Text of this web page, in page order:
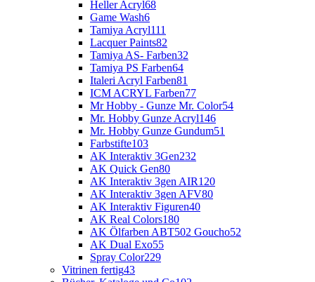
Heller Acryl68
Game Wash6
Tamiya Acryl111
Lacquer Paints82
Tamiya AS- Farben32
Tamiya PS Farben64
Italeri Acryl Farben81
ICM ACRYL Farben77
Mr Hobby - Gunze Mr. Color54
Mr. Hobby Gunze Acryl146
Mr. Hobby Gunze Gundum51
Farbstifte103
AK Interaktiv 3Gen232
AK Quick Gen80
AK Interaktiv 3gen AIR120
AK Interaktiv 3gen AFV80
AK Interaktiv Figuren40
AK Real Colors180
AK Ölfarben ABT502 Goucho52
AK Dual Exo55
Spray Color229
Vitrinen fertig43